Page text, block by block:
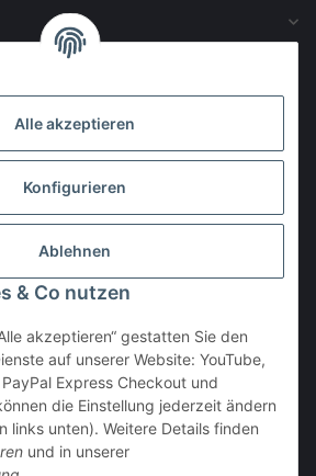
Vertrag widerrufen
Alle akzeptieren
Konfigurieren
Ablehnen
& Co nutzen
akzeptieren“ gestatten Sie den
auf unserer Website: YouTube,
Express Checkout und
die Einstellung jederzeit ändern
links unten). Weitere Details finden
und in unserer